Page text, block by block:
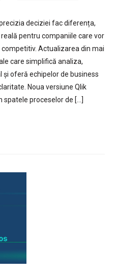
deciziei fac diferența,
pentru companiile care vor
Actualizarea din mai
care simplifică analiza,
oferă echipelor de business
Noua versiune Qlik
spatele proceselor de […]